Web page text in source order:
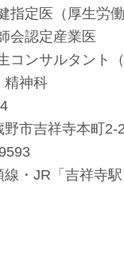
指定医（厚生労働
会認定産業医
コンサルタント
精神科
野市吉祥寺本町
線・JR「吉祥寺